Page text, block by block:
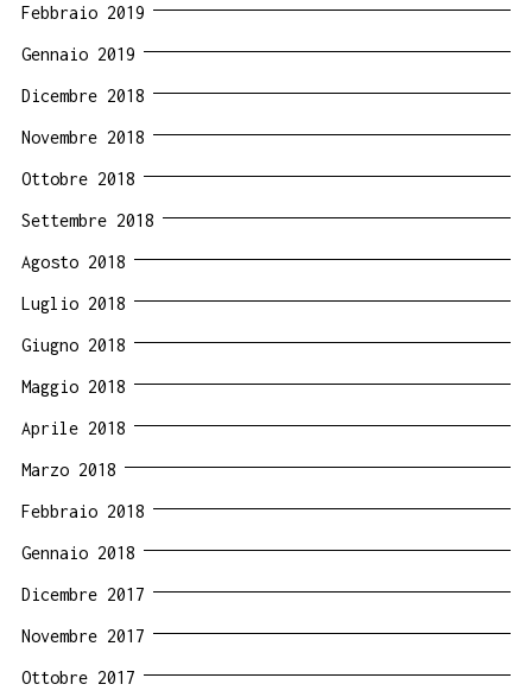
Febbraio 2019
Gennaio 2019
Dicembre 2018
Novembre 2018
Ottobre 2018
Settembre 2018
Agosto 2018
Luglio 2018
Giugno 2018
Maggio 2018
Aprile 2018
Marzo 2018
Febbraio 2018
Gennaio 2018
Dicembre 2017
Novembre 2017
Ottobre 2017